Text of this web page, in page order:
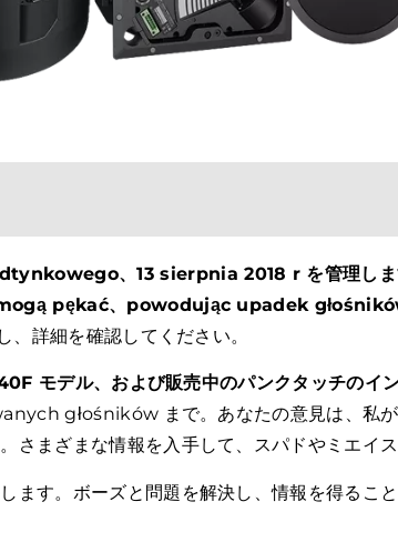
、13 sierpnia 2018 r を管理
pękać、powodując upadek
詳細を確認してください。
モデル、および販売中のパンクタッチのイ
głośników まで。あなたの意見は、私が
まざまな情報を入手して、スパドやミエイ
す。ボーズと問題を解決し、情報を得ること